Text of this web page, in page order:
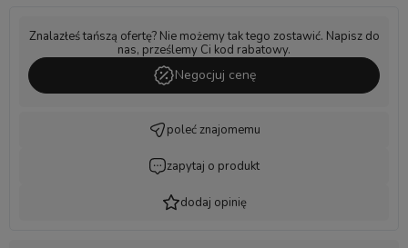
Znalazłeś tańszą ofertę? Nie możemy tak tego zostawić. Napisz do
nas, prześlemy Ci kod rabatowy.
Negocjuj cenę
poleć znajomemu
zapytaj o produkt
dodaj opinię